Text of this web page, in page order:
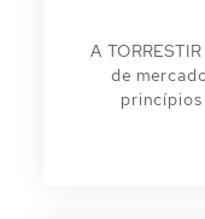
A
de
princípios